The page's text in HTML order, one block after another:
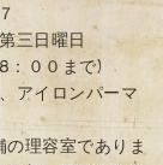
三日曜日
：００まで)
アイロンパーマ
の理容室でありま